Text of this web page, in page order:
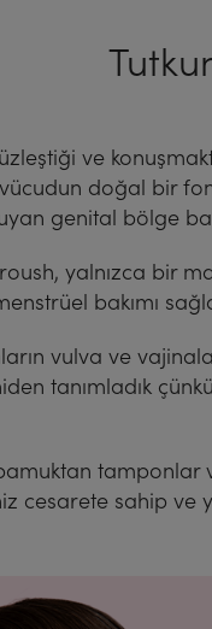
ve
vücudun doğal bir
genital bölge
yalnızca bir
bakımı
vulva ve
tanımladık
cesarete sahip